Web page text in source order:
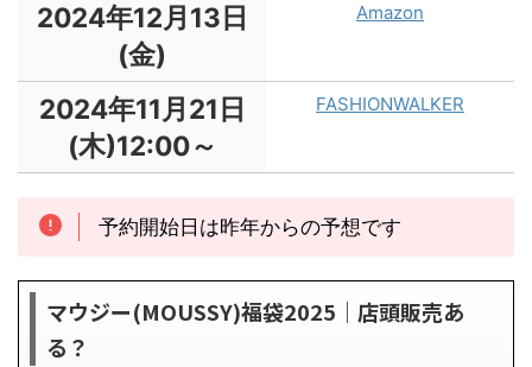
2024年12月13日
(金)
Amazon
2024年11月21日
(木)12:00～
FASHIONWALKER
予約開始日は昨年からの予想です
マウジー(MOUSSY)福袋2025｜店頭販売あ
る？